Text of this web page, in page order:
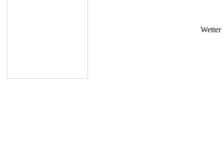
Wetter